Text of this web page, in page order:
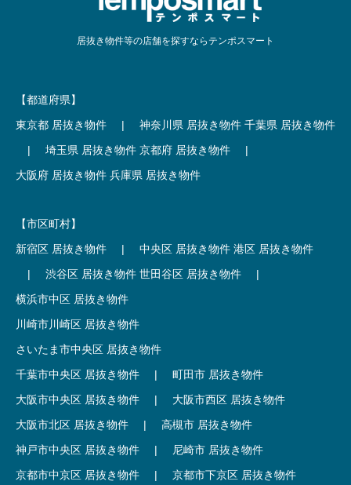
居抜き物件等の店舗を探すならテンポスマート
【都道府県】
東京都 居抜き物件
| 神奈川県 居抜き物件 千葉県 居抜き物件
|
埼玉県 居抜き物件 京都府 居抜き物件
|
大阪府 居抜き物件 兵庫県 居抜き物件
【市区町村】
新宿区 居抜き物件
| 中央区 居抜き物件 港区 居抜き物件
|
渋谷区 居抜き物件 世田谷区 居抜き物件
|
横浜市中区 居抜き物件
川崎市川崎区 居抜き物件
さいたま市中央区 居抜き物件
千葉市中央区 居抜き物件
|
町田市 居抜き物件
大阪市中央区 居抜き物件
|
大阪市西区 居抜き物件
大阪市北区 居抜き物件
|
高槻市 居抜き物件
神戸市中央区 居抜き物件
|
尼崎市 居抜き物件
京都市中京区 居抜き物件
| 京都市下京区 居抜き物件